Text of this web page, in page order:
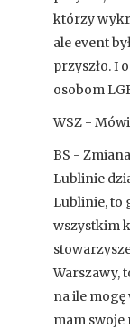
którzy
ale event
przyszło. I
osobom
WSZ -
BS -
Lublinie
Lublinie, to
wszystkim
Warszawy,
na ile
mam swoje